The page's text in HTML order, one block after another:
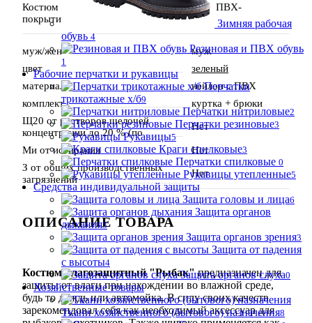
Зимняя рабочая
обувь4
Резиновая и ПВХ обувь
1
Рабочие перчатки и рукавицы
Перчатки
трикотажные х/б9
Перчатки нитриловые2
Перчатки резиновые3
Рукавицы5
Краги спилковые3
Перчатки спилковые 0
Рукавицы утепленные5
Средства индивидуальной защиты
Защита головы и лица6
Защита органов
дыхания3
Защита органов зрения3
Защита от падения
с высоты4
Защита органов слуха0
Хозяйственные товары
Ткани хозяйственного (бытового) назначения8
Костюм влагозащитный "Рыбак" нейлон с ПВХ-
покрытием зеленый
муж/жен
муж
цвет
зеленый
материал
нейлон с ПВХ
комплект
куртка + брюки
Щ20 от растворов щелочей
концентрации до 20 % (по
Нет
Ми от истирания
Нет
З от общих производственных
загрязнений
Нет
ОПИСАНИЕ ТОВАРА
Костюм влагозащитный "Рыбак"предназначен для
защиты от влаги при нахождении во влажной среде,
будь то дождь или автомойка. В силу своих качеств
зарекомендовал себя как необходимый аксессуар для